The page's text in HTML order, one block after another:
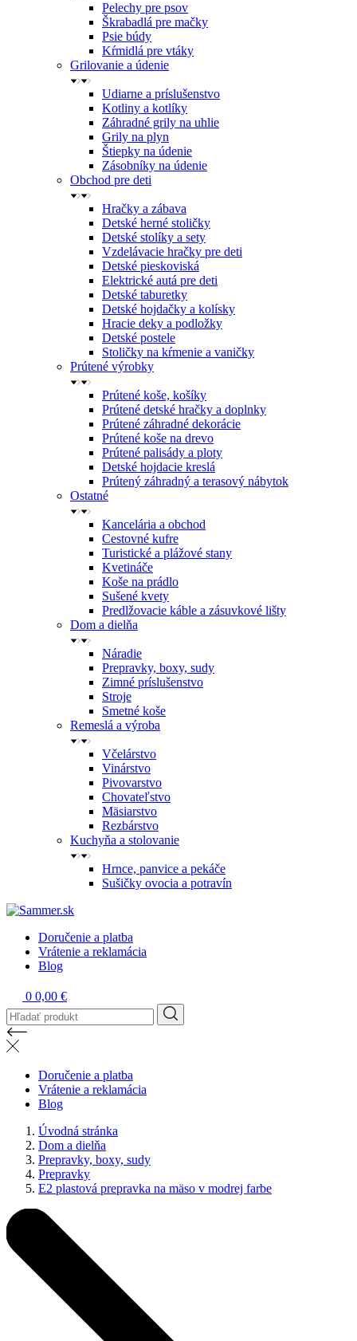
Pelechy pre psov
Škrabadlá pre mačky
Psie búdy
Kŕmidlá pre vtáky
Grilovanie a údenie
Udiarne a príslušenstvo
Kotliny a kotlíky
Záhradné grily na uhlie
Grily na plyn
Štiepky na údenie
Zásobníky na údenie
Obchod pre deti
Hračky a zábava
Detské herné stoličky
Detské stolíky a sety
Vzdelávacie hračky pre deti
Detské pieskoviská
Elektrické autá pre deti
Detské taburetky
Detské hojdačky a kolísky
Hracie deky a podložky
Detské postele
Stoličky na kŕmenie a vaničky
Prútené výrobky
Prútené koše, košíky
Prútené detské hračky a doplnky
Prútené záhradné dekorácie
Prútené koše na drevo
Prútené palisády a ploty
Detské hojdacie kreslá
Prútený záhradný a terasový nábytok
Ostatné
Kancelária a obchod
Cestovné kufre
Turistické a plážové stany
Kvetináče
Koše na prádlo
Sušené kvety
Predlžovacie káble a zásuvkové lišty
Dom a dielňa
Náradie
Prepravky, boxy, sudy
Zimné príslušenstvo
Stroje
Smetné koše
Remeslá a výroba
Včelárstvo
Vinárstvo
Pivovarstvo
Chovateľstvo
Mäsiarstvo
Rezbárstvo
Kuchyňa a stolovanie
Hrnce, panvice a pekáče
Sušičky ovocia a potravín
Doručenie a platba
Vrátenie a reklamácia
Blog
0 0,00 €
Doručenie a platba
Vrátenie a reklamácia
Blog
Úvodná stránka
Dom a dielňa
Prepravky, boxy, sudy
Prepravky
E2 plastová prepravka na mäso v modrej farbe